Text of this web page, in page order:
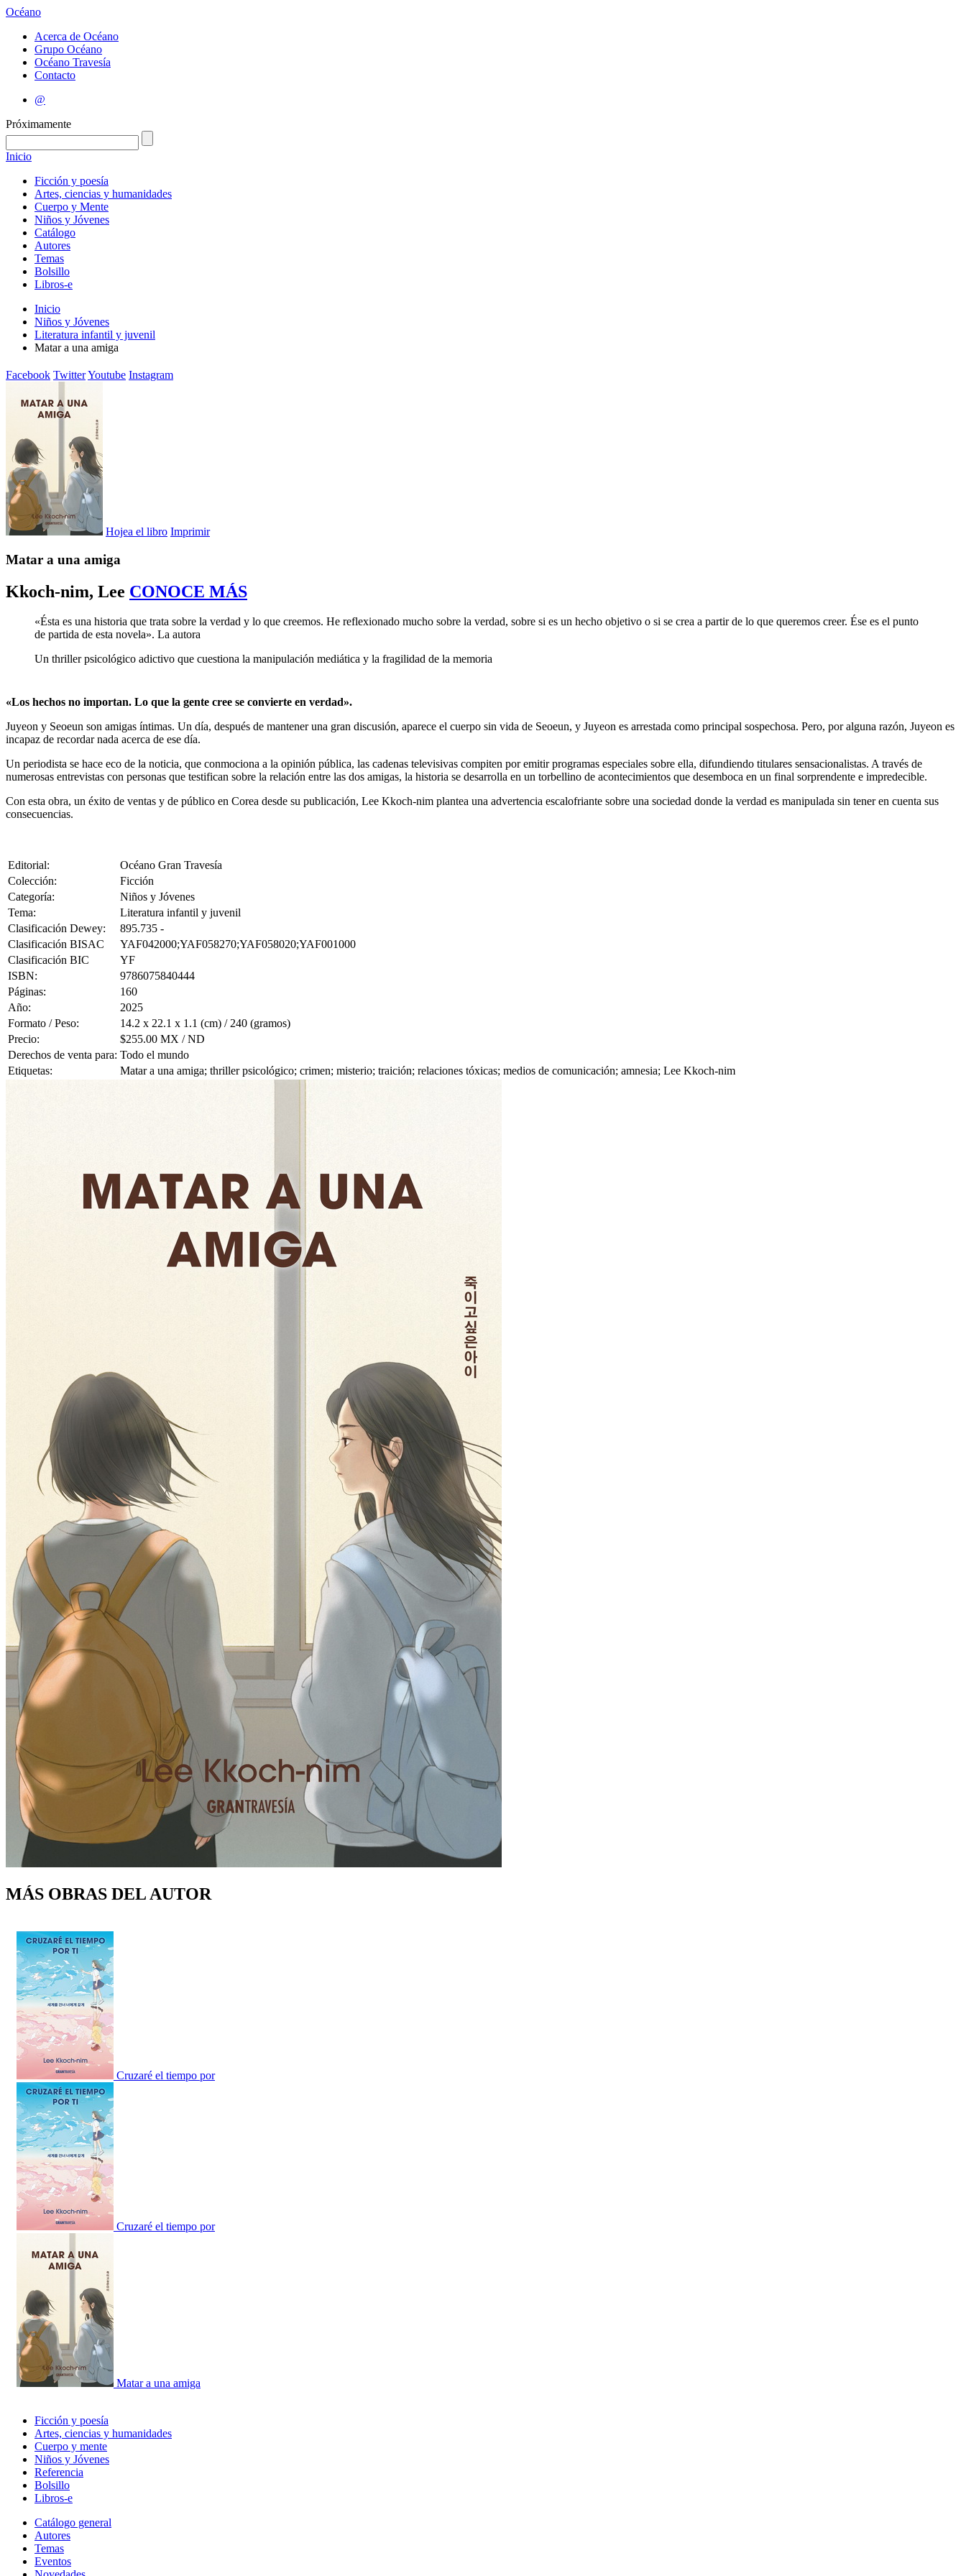
Océano
Acerca de Océano
Grupo Océano
Océano Travesía
Contacto
@
Próximamente
Inicio
Ficción y poesía
Artes, ciencias y humanidades
Cuerpo y Mente
Niños y Jóvenes
Catálogo
Autores
Temas
Bolsillo
Libros-e
Inicio
Niños y Jóvenes
Literatura infantil y juvenil
Matar a una amiga
Facebook TwitterYoutube Instagram
Hojea el libro Imprimir
Matar a una amiga
Kkoch-nim, Lee CONOCE MÁS
«Ésta es una historia que trata sobre la verdad y lo que creemos. He reflexionado mucho sobre la verdad, sobre si es un hecho objetivo o si se crea a partir de lo que queremos creer. Ése es el punto
de partida de esta novela». La autora
Un thriller psicológico adictivo que cuestiona la manipulación mediática y la fragilidad de la memoria
«Los hechos no importan. Lo que la gente cree se convierte en verdad».
Juyeon y Seoeun son amigas íntimas. Un día, después de mantener una gran discusión, aparece el cuerpo sin vida de Seoeun, y Juyeon es arrestada como principal sospechosa. Pero, por alguna razón, Juyeon es
incapaz de recordar nada acerca de ese día.
Un periodista se hace eco de la noticia, que conmociona a la opinión pública, las cadenas televisivas compiten por emitir programas especiales sobre ella, difundiendo titulares sensacionalistas. A través de
numerosas entrevistas con personas que testifican sobre la relación entre las dos amigas, la historia se desarrolla en un torbellino de acontecimientos que desemboca en un final sorprendente e impredecible.
Con esta obra, un éxito de ventas y de público en Corea desde su publicación, Lee Kkoch-nim plantea una advertencia escalofriante sobre una sociedad donde la verdad es manipulada sin tener en cuenta sus
consecuencias.
Editorial:
Océano Gran Travesía
Colección:
Ficción
Categoría:
Niños y Jóvenes
Tema:
Literatura infantil y juvenil
Clasificación Dewey:
895.735 -
Clasificación BISAC
YAF042000;YAF058270;YAF058020;YAF001000
Clasificación BIC
YF
ISBN:
9786075840444
Páginas:
160
Año:
2025
Formato / Peso:
14.2 x 22.1 x 1.1 (cm) / 240 (gramos)
Precio:
$255.00 MX / ND
Derechos de venta para: Todo el mundo
Etiquetas:
Matar a una amiga; thriller psicológico; crimen; misterio; traición; relaciones tóxicas; medios de comunicación; amnesia; Lee Kkoch-nim
MÁS OBRAS DEL AUTOR
Cruzaré el tiempo por
Cruzaré el tiempo por
Matar a una amiga
Ficción y poesía
Artes, ciencias y humanidades
Cuerpo y mente
Niños y Jóvenes
Referencia
Bolsillo
Libros-e
Catálogo general
Autores
Temas
Eventos